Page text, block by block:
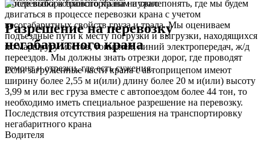
После выбора транспорта нам нужно понять, где мы будем
двигаться в процессе перевозки крана с учетом
весогабаритных свойств груза и трала. Мы оцениваем
подъездные пути к месту погрузки и выгрузки, находящихся
по маршруту мостов, тоннелей, линий электропередач, ж/д
переездов. Мы должны знать отрезки дорог, где проводят
ремонт и отрезки, где есть сужения.
Разрешение на перевозку
негабаритного крана
Если загруженные части крана с автоприцепом имеют
ширину более 2,55 м и(или) длину более 20 м и(или) высоту
3,99 м или вес груза вместе с автопоездом более 44 тон, то
необходимо иметь специальное разрешение на перевозку.
Последствия отсутствия разрешения на транспортировку
негабаритного крана
Водителя